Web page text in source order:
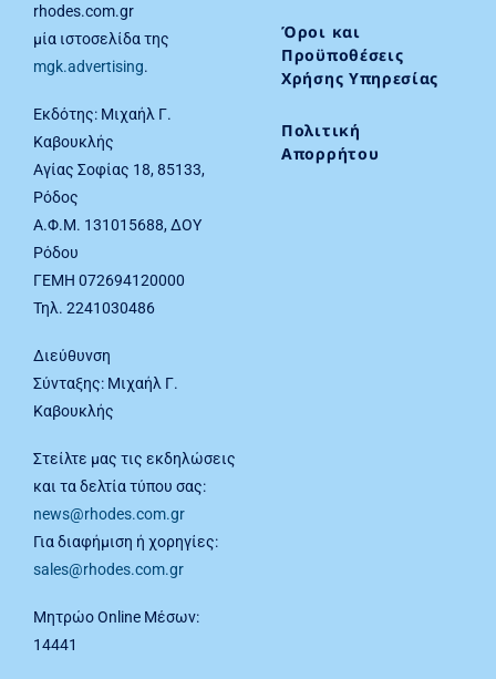
rhodes.com.gr
μία ιστοσελίδα της
mgk.advertising.
Εκδότης: Μιχαήλ Γ.
Καβουκλής
Αγίας Σοφίας 18, 85133,
Ρόδος
Α.Φ.Μ. 131015688, ΔΟΥ
Ρόδου
ΓΕΜΗ 072694120000
Τηλ. 2241030486
Διεύθυνση
Σύνταξης: Μιχαήλ Γ.
Καβουκλής
Στείλτε μας τις εκδηλώσεις
και τα δελτία τύπου σας:
news@rhodes.com.gr
Για διαφήμιση ή χορηγίες:
sales@rhodes.com.gr
Μητρώο Online Μέσων:
14441
Όροι και
Προϋποθέσεις
Χρήσης Υπηρεσίας
Πολιτική
Απορρήτου